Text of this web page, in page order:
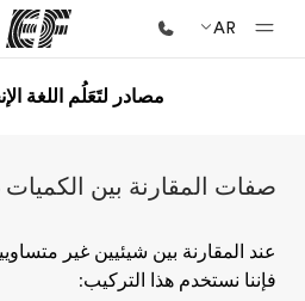
AR
الصفحة الرئيسية
برامج
مكاتب
مصادر لتَعَلُم اللغة
صفات المقارنة بين الكميات
عند المقارنة بين شيئيين غير
فإننا نستخدم هذا التركيب: